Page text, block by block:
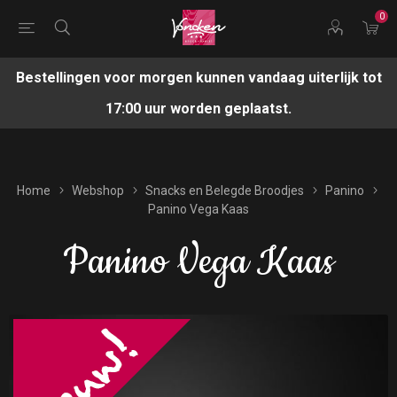
0
Bestellingen voor morgen kunnen vandaag uiterlijk tot
17:00 uur worden geplaatst.
Home Webshop Snacks en Belegde Broodjes
Panino
Panino Vega Kaas
Panino Vega Kaas